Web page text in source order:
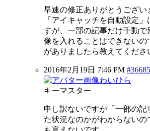
早速の修正ありがとうござい
「アイキャッチを自動設定
すが、一部の記事だけ手動で
像を入れることはできないの
がありましたら教えてくださ
2016年2月19日 7:46 PM #36685
わいひら
キーマスター
申し訳ないですが「一部の記
た状況なのかがわからないの